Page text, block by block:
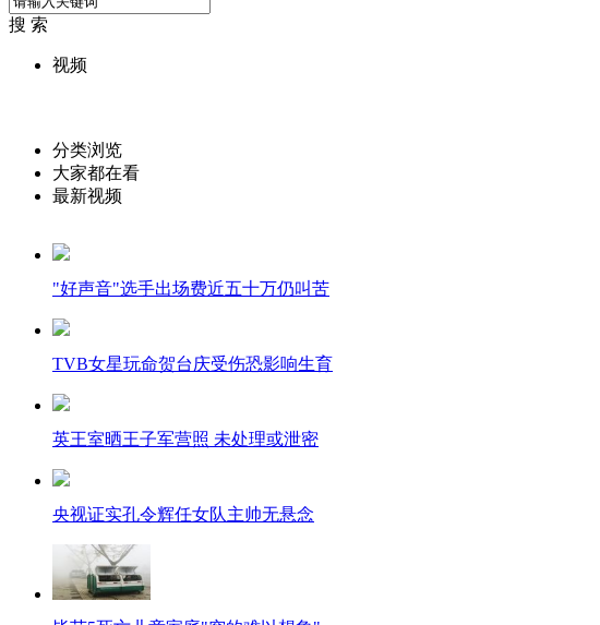
搜 索
视频
分类浏览
大家都在看
最新视频
"好声音"选手出场费近五十万仍叫苦
TVB女星玩命贺台庆受伤恐影响生育
英王室晒王子军营照 未处理或泄密
央视证实孔令辉任女队主帅无悬念